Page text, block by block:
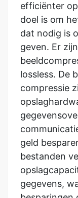
geven. Er
lossless. De
compressie
geld
bestanden
gegevens,
besparingen